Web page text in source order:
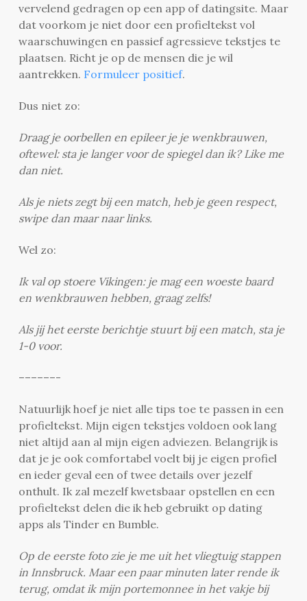
vervelend gedragen op een app of datingsite. Maar
dat voorkom je niet door een profieltekst vol
waarschuwingen en passief agressieve tekstjes te
plaatsen. Richt je op de mensen die je wil
aantrekken. Formuleer positief.
Dus niet zo:
Draag je oorbellen en epileer je je wenkbrauwen,
oftewel: sta je langer voor de spiegel dan ik? Like me
dan niet.
Als je niets zegt bij een match, heb je geen respect,
swipe dan maar naar links.
Wel zo:
Ik val op stoere Vikingen: je mag een woeste baard
en wenkbrauwen hebben, graag zelfs!
Als jij het eerste berichtje stuurt bij een match, sta je
1-0 voor.
––––––-
Natuurlijk hoef je niet alle tips toe te passen in een
profieltekst. Mijn eigen tekstjes voldoen ook lang
niet altijd aan al mijn eigen adviezen. Belangrijk is
dat je je ook comfortabel voelt bij je eigen profiel
en ieder geval een of twee details over jezelf
onthult. Ik zal mezelf kwetsbaar opstellen en een
profieltekst delen die ik heb gebruikt op dating
apps als Tinder en Bumble.
Op de eerste foto zie je me uit het vliegtuig stappen
in Innsbruck. Maar een paar minuten later rende ik
terug, omdat ik mijn portemonnee in het vakje bij